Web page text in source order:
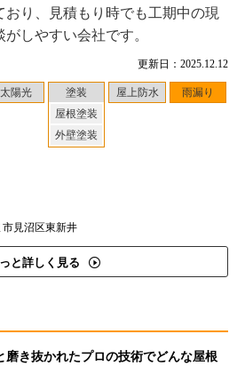
更新日：2025.12.12
太陽光
塗装
屋根塗装
外壁塗装
屋上防水 雨漏り
見沼区東新井
と詳しく見る
り、見積もり時でも工期中の現
しやすい会社です。
磨き抜かれたプロの技術でどんな屋根